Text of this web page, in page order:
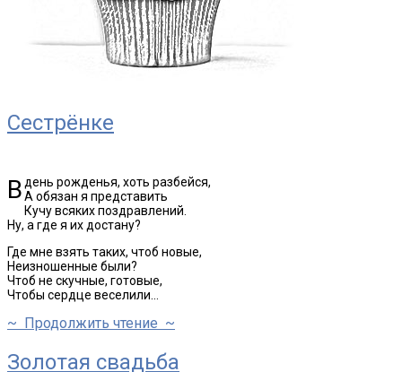
Сестрёнке
В день рожденья, хоть разбейся,
А обязан я представить
Кучу всяких поздравлений.
Ну, а где я их достану?
Где мне взять таких, чтоб новые,
Неизношенные были?
Чтоб не скучные, готовые,
Чтобы сердце веселили…
~ Продолжить чтение ~
Золотая свадьба